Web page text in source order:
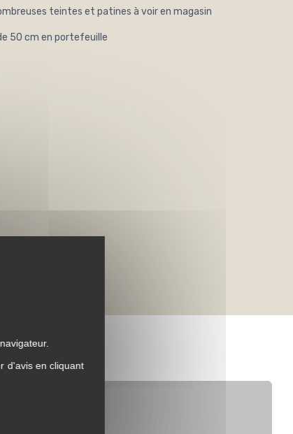
teintes et patines à voir en magasin
50 cm en portefeuille
d'avis en cliquant